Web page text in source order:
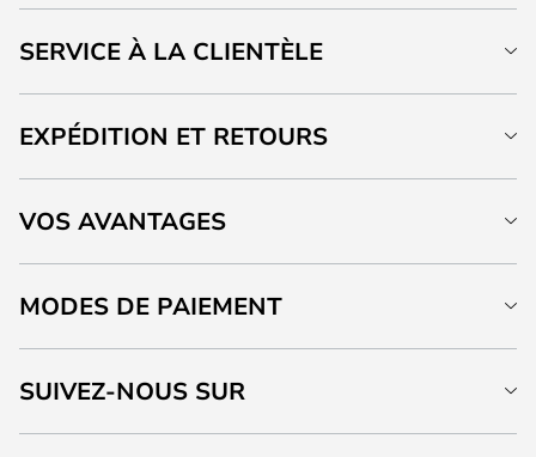
SERVICE À LA CLIENTÈLE
EXPÉDITION ET RETOURS
VOS AVANTAGES
MODES DE PAIEMENT
SUIVEZ-NOUS SUR